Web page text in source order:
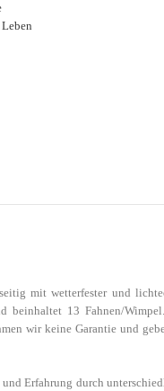
mit wetterfester und
beinhaltet 13 Fahnen/
wir keine Garantie und
Erfahrung durch